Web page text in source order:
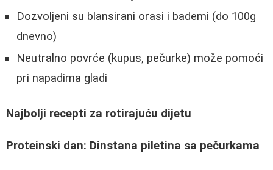
Dozvoljeni su blansirani orasi i bademi (do 100g
dnevno)
Neutralno povrće (kupus, pečurke) može pomoći
pri napadima gladi
Najbolji recepti za rotirajuću dijetu
Proteinski dan: Dinstana piletina sa pečurkama